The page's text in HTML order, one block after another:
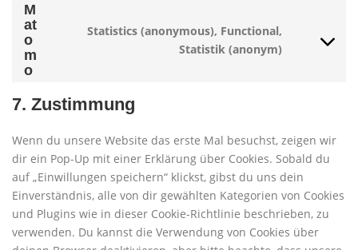
complianz
M
at
o
m
o
Statistics (anonymous), Functional,
Statistik (anonym)
Consent
7. Zustimmung
Wenn du unsere Website das erste Mal besuchst, zeigen wir
dir ein Pop-Up mit einer Erklärung über Cookies. Sobald du
auf „Einwillungen speichern“ klickst, gibst du uns dein
Einverständnis, alle von dir gewählten Kategorien von Cookies
und Plugins wie in dieser Cookie-Richtlinie beschrieben, zu
verwenden. Du kannst die Verwendung von Cookies über